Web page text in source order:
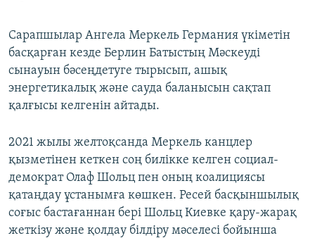
Сарапшылар Ангела Меркель Германия үкіметін
басқарған кезде Берлин Батыстың Мәскеуді
сынауын бәсеңдетуге тырысып, ашық
энергетикалық және сауда баланысын сақтап
қалғысы келгенін айтады.
2021 жылы желтоқсанда Меркель канцлер
қызметінен кеткен соң билікке келген социал-
демократ Олаф Шольц пен оның коалициясы
қатаңдау ұстанымға көшкен. Ресей басқыншылық
соғыс бастағаннан бері Шольц Киевке қару-жарақ
жеткізу және қолдау білдіру мәселесі бойынша